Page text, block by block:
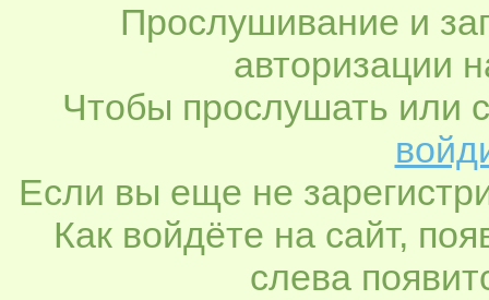
Прослушивание и
авторизации
Чтобы прослушать или
Если вы еще не
Как войдёте на сайт,
слева